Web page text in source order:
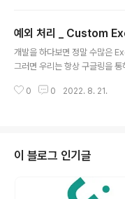
ipulation : - String, 멀티 드래
강한 편의기능을 지원해줌 편
근 변경 파일 목록 command
사, 편집 option option + 아래
예외 처리 _ Custom
개발을 하다보면 정말 수많은
그러면 우리는 항상 구글링을 통
tion을 사용자가 마주했다면? 그
어떻게 해야 사용자들이 잘못된
Exception을 어떻게 처리해주
tion을 Custom 해주면 된다.
처리를 만들어 주면 된다. 만약
0 0 2022. 8. 21.
이 블로그 인기글